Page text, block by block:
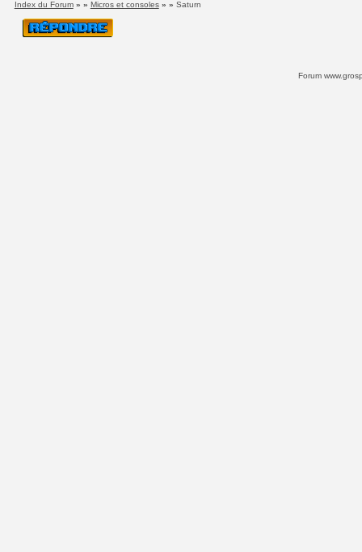
Index du Forum» » Micros et consoles» » Saturn
Forum